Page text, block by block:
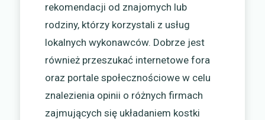
rekomendacji od znajomych lub
rodziny, którzy korzystali z usług
lokalnych wykonawców. Dobrze jest
również przeszukać internetowe fora
oraz portale społecznościowe w celu
znalezienia opinii o różnych firmach
zajmujących się układaniem kostki